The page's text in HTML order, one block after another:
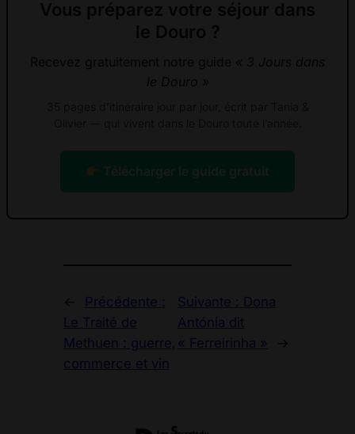
Télécharger le guide gratuit
←
Précédente :
Le Traité de
Methuen : guerre,
commerce et vin
Suivante : Dona
Antónia dit
« Ferreirinha »
→